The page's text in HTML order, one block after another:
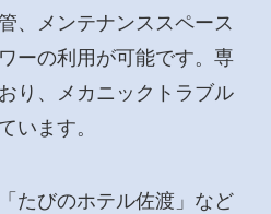
、メンテナンススペース
ーの利用が可能です。専
り、メカニックトラブル
います。
たびのホテル佐渡」など